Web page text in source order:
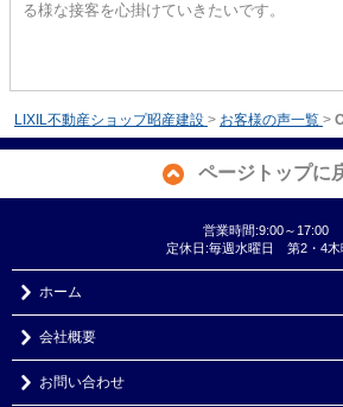
る様な接客を心掛けていきたいです。
LIXIL不動産ショップ昭産建設 > お客様の声一覧 >
ページトップに
営業時間:9:00～17:00
定休日:毎週水曜日 第2・4木
ホーム
会社概要
お問い合わせ